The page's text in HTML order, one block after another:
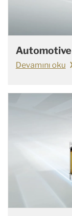
Automotive
Devamını oku